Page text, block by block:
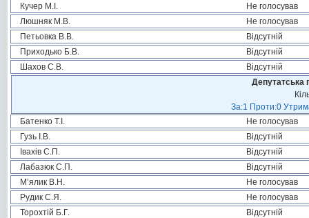
Кучер М.І.
Не голосував
Люшняк М.В.
Не голосував
Петьовка В.В.
Відсутній
Приходько Б.В.
Відсутній
Шахов С.В.
Відсутній
Депутатська
За:1 Проти:0
Батенко Т.І.
Не голосував
Гузь І.В.
Відсутній
Івахів С.П.
Відсутній
Лабазюк С.П.
Відсутній
М’ялик В.Н.
Не голосував
Рудик С.Я.
Не голосував
Торохтій Б.Г.
Відсутній